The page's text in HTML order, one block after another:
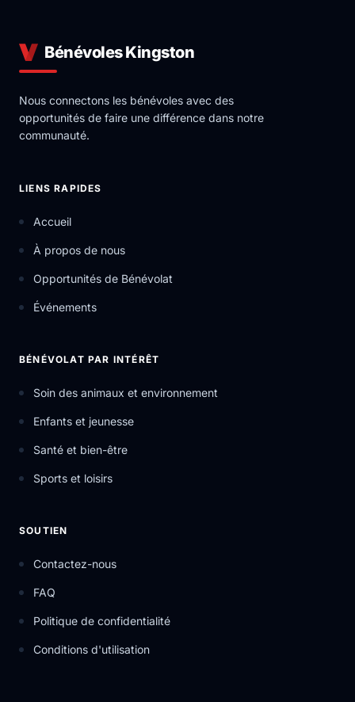
Bénévoles Kingston
Nous connectons les bénévoles avec des
opportunités de faire une différence dans notre
communauté.
LIENS RAPIDES
Accueil
À propos de nous
Opportunités de Bénévolat
Événements
BÉNÉVOLAT PAR INTÉRÊT
Soin des animaux et environnement
Enfants et jeunesse
Santé et bien-être
Sports et loisirs
SOUTIEN
Contactez-nous
FAQ
Politique de confidentialité
Conditions d'utilisation